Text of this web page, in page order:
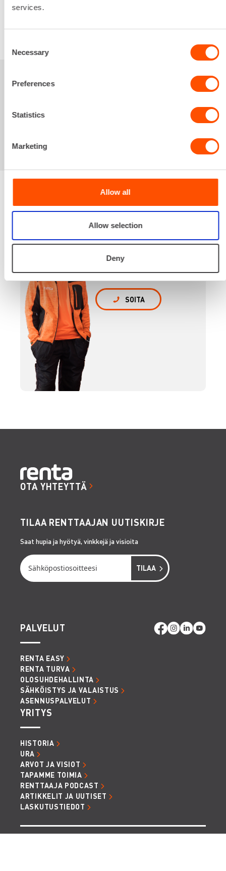
services.
Selection
Necessary
Preferences
Statistics
Marketing
Allow all
Allow selection
Deny
VUOKRAA
Sinua saattaisi
kiinnostaa myös
Renta palvelee
Palvelemme koko
valinnasta projektin
päättymiseen.
SOITA
OTA YHTEYTTÄ
TILAA RENTTAAJAN UUTISKIRJE
Saat hupia ja hyötyä, vinkkejä ja visioita
PALVELUT
RENTA EASY
RENTA TURVA
OLOSUHDEHALLINTA
SÄHKÖISTYS JA VALAISTUS
ASENNUSPALVELUT
YRITYS
HISTORIA
URA
ARVOT JA VISIOT
TAPAMME TOIMIA
RENTTAAJA PODCAST
ARTIKKELIT JA UUTISET
LASKUTUSTIEDOT